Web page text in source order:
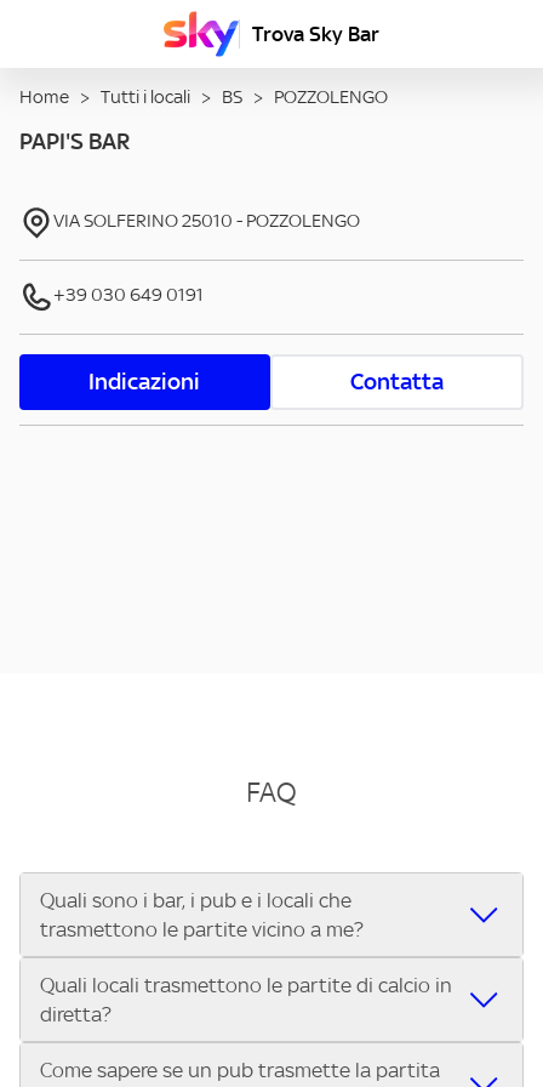
Trova Sky Bar
Home > Tutti i locali > BS > POZZOLENGO
PAPI'S BAR
VIA SOLFERINO25010 - POZZOLENGO
+39 030 649 0191
Indicazioni Contatta
FAQ
Quali sono i bar, i pub e i locali che
trasmettono le partite vicino a me?
Se cerchi un bar, pub, ristorante o locale vicino a te per
vedere le partite di Serie A ENILIVE, la Serie C Sky Wifi, la
UEFA Champions League, la UEFA Europa League, la UEFA
Conference League, il Tennis, la Formula 1®, la MotoGP™ e
Quali locali trasmettono le partite di calcio in
diretta?
Vuoi sapere quali bar, pub o ristoranti mostrano le partite
Come sapere se un pub trasmette la partita